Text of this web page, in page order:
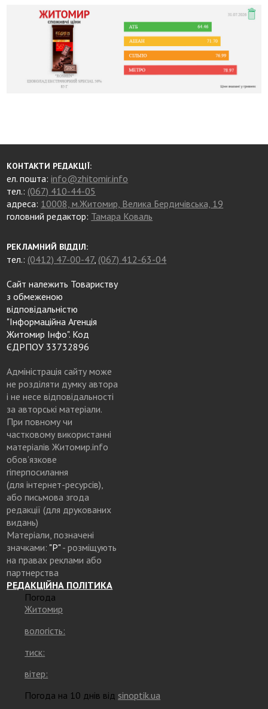
КОНТАКТИ РЕДАКЦІЇ:
ел. пошта:info@zhitomir.info
тел.: (067) 410-44-05
адреса: 10008, м.Житомир, Велика Бердичівська, 19
головний редактор: Тамара Коваль
РЕКЛАМНИЙ ВІДДІЛ:
тел.: (0412) 47-00-47, (067) 412-63-04
Сайт належить Товариству
з обмеженою
відповідальністю
"Інформаційна Агенція
Житомир Інфо". Код
ЄДРПОУ 33732896
Адміністрація сайту може
не розділяти думку автора
і не несе відповідальності
за авторські матеріали.
При повному чи
частковому використанні
матеріалів Житомир.info
обов’язкове
гіперпосилання
(для інтернет-ресурсів),
або письмова згода
редакції (для друкованих
видань)
Матеріали, позначені
значками: "Р"- розміщують
на правах реклами або
партнерства
РЕДАКЦІЙНА ПОЛІТИКА
Погода
Житомир
вологість:
тиск:
вітер:
Погода на 10 днів відsinoptik.ua